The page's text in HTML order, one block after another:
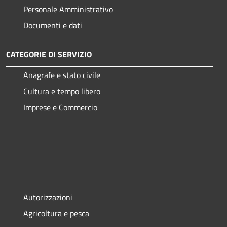
Personale Amministrativo
Documenti e dati
CATEGORIE DI SERVIZIO
Anagrafe e stato civile
Cultura e tempo libero
Imprese e Commercio
Autorizzazioni
Agricoltura e pesca